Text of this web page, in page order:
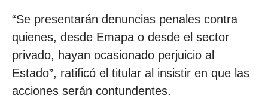
“Se presentarán denuncias penales contra
quienes, desde Emapa o desde el sector
privado, hayan ocasionado perjuicio al
Estado”, ratificó el titular al insistir en que las
acciones serán contundentes.